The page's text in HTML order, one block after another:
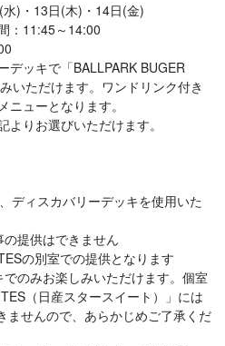
)・13日(木)・14日(金)
：11:45～14:00
デッキで「BALLPARK BUGER
いただけます。ワンドリンク付き
ューとなります。
よりお選びいただけます。
ィスカバリーデッキを使用いた
提供はできません
の別室での提供となります
のみお楽しみいただけます。個室
（日産スタースイート）」には
ませんので、あらかじめご了承くだ